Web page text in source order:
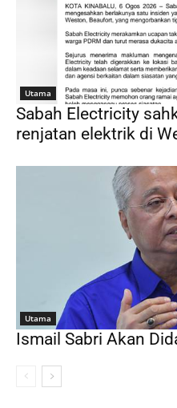
Utama
Sabah Electricity
renjatan elektrik di
Utama
Ismail Sabri Akan